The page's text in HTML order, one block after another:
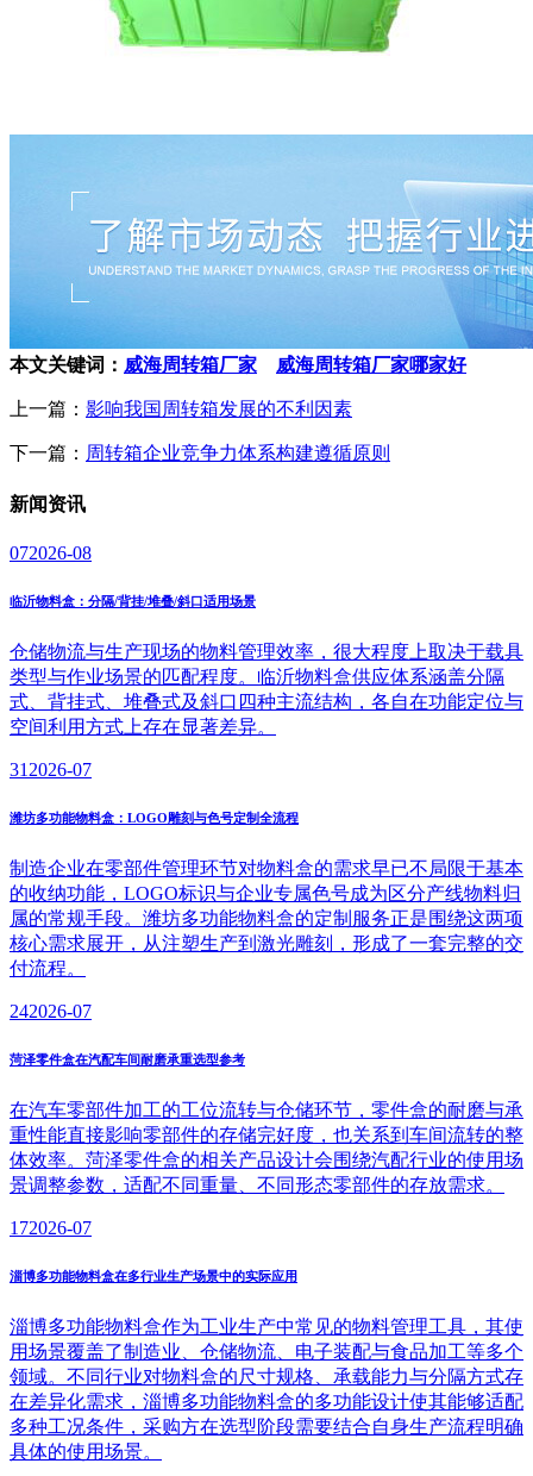
本文关键词： 威海周转箱厂家 威海周转箱厂家哪家好
上一篇： 影响我国周转箱发展的不利因素
下一篇： 周转箱企业竞争力体系构建遵循原则
新闻资讯
072026-08
临沂物料盒：分隔/背挂/堆叠/斜口适用场景
仓储物流与生产现场的物料管理效率，很大程度上取决于载具
类型与作业场景的匹配程度。临沂物料盒供应体系涵盖分隔
式、背挂式、堆叠式及斜口四种主流结构，各自在功能定位与
空间利用方式上存在显著差异。
31 2026-07
潍坊多功能物料盒：LOGO雕刻与色号定制全流程
制造企业在零部件管理环节对物料盒的需求早已不局限于基本
的收纳功能，LOGO标识与企业专属色号成为区分产线物料归
属的常规手段。潍坊多功能物料盒的定制服务正是围绕这两项
核心需求展开，从注塑生产到激光雕刻，形成了一套完整的交
付流程。
242026-07
菏泽零件盒在汽配车间耐磨承重选型参考
在汽车零部件加工的工位流转与仓储环节，零件盒的耐磨与承
重性能直接影响零部件的存储完好度，也关系到车间流转的整
体效率。菏泽零件盒的相关产品设计会围绕汽配行业的使用场
景调整参数，适配不同重量、不同形态零部件的存放需求。
172026-07
淄博多功能物料盒在多行业生产场景中的实际应用
淄博多功能物料盒作为工业生产中常见的物料管理工具，其使
用场景覆盖了制造业、仓储物流、电子装配与食品加工等多个
领域。不同行业对物料盒的尺寸规格、承载能力与分隔方式存
在差异化需求，淄博多功能物料盒的多功能设计使其能够适配
多种工况条件，采购方在选型阶段需要结合自身生产流程明确
具体的使用场景。